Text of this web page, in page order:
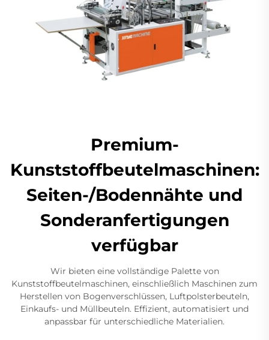
Premium-
Kunststoffbeutelmaschinen:
Seiten-/Bodennähte und
Sonderanfertigungen
verfügbar
Wir bieten eine vollständige Palette von
Kunststoffbeutelmaschinen, einschließlich Maschinen zum
Herstellen von Bogenverschlüssen, Luftpolsterbeuteln,
Einkaufs- und Müllbeuteln. Effizient, automatisiert und
anpassbar für unterschiedliche Materialien.